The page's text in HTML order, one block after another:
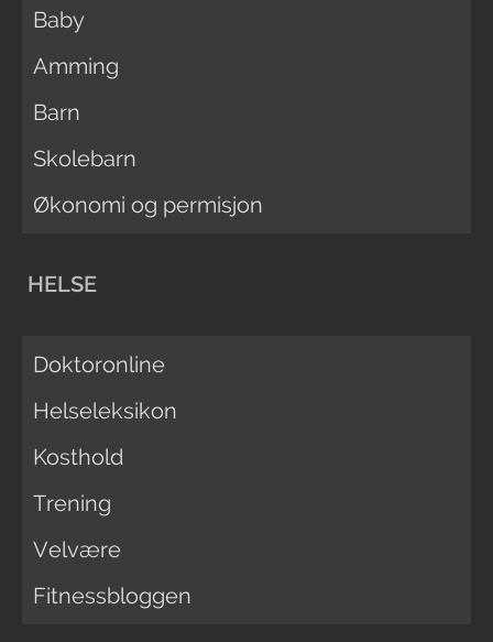
Baby
Amming
Barn
Skolebarn
Økonomi og permisjon
HELSE
Doktoronline
Helseleksikon
Kosthold
Trening
Velvære
Fitnessbloggen